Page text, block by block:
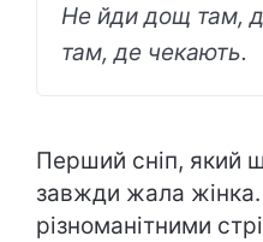
Не йди дощ там,
там, де чекають.
Перший сніп, який
завжди жала
різноманітними